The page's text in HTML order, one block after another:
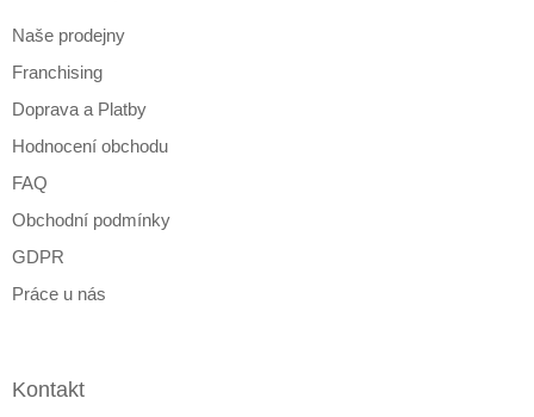
Naše prodejny
Franchising
Doprava a Platby
Hodnocení obchodu
FAQ
Obchodní podmínky
GDPR
Práce u nás
Kontakt